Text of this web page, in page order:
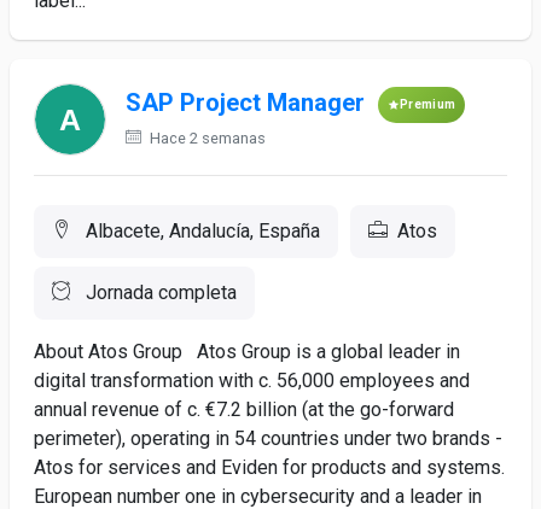
SAP Project Manager Premium
Hace 2 semanas
Albacete, Andalucía, España Atos
Jornada completa
About Atos Group Atos Group is a global leader in
digital transformation with c. 56,000 employees and
annual revenue of c. €7.2 billion (at the go-forward
perimeter), operating in 54 countries under two brands -
Atos for services and Eviden for products and systems.
European number one in cybersecurity and a leader in